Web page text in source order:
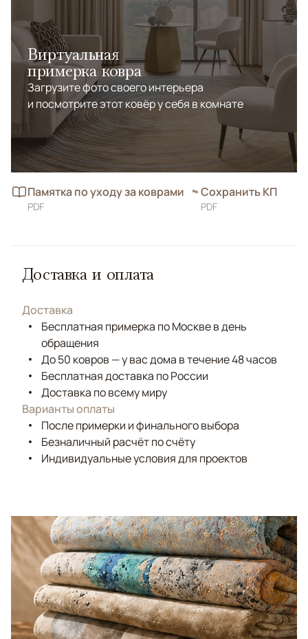
Виртуальная
примерка ковра
Загрузите фото своего интерьера
и посмотрите этот ковёр у себя в комнате
Памятка по уходу за коврами
PDF
Сохранить КП
PDF
Доставка и оплата
Доставка
Бесплатная примерка по Москве в день
обращения
До 50 ковров — у вас дома в течение 48 часов
Бесплатная доставка по России
Доставка по всему миру
Варианты оплаты
После примерки и финального выбора
Безналичный расчёт по счёту
Индивидуальные условия для проектов